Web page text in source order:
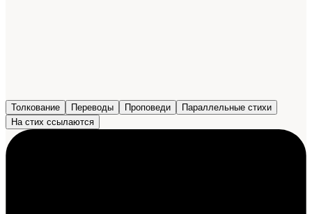
Толкование Переводы Проповеди
Параллельные стихи
На стих ссылаются